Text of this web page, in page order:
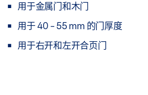
用于金属门和木门
用于 40 - 55 mm 的门厚度
用于右开和左开合页门